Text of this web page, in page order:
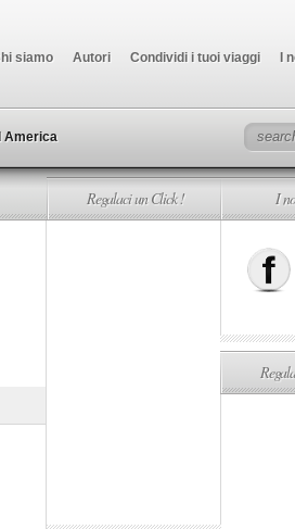
siamo Autori Condividi i tuoi viaggi I
America
Regalaci un Click ! I